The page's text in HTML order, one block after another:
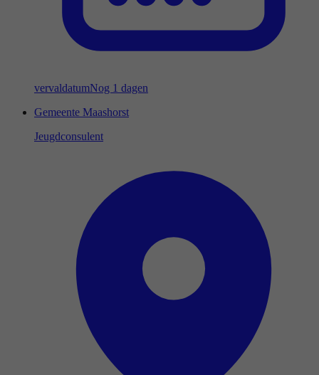
vervaldatumNog 1 dagen
Gemeente Maashorst
Jeugdconsulent